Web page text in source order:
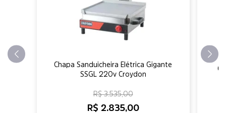
Chapa Sanduicheira Elétrica Gigante
SSGL 220v Croydon
R$ 2.835,00
R$ 3.535,00